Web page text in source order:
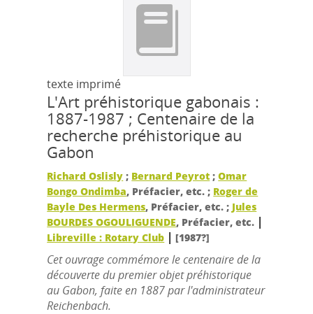
texte imprimé
L'Art préhistorique gabonais :
1887-1987 ; Centenaire de la
recherche préhistorique au
Gabon
Richard Oslisly ; Bernard Peyrot ;Omar
Bongo Ondimba, Préfacier, etc. ; Roger de
Bayle Des Hermens, Préfacier, etc. ; Jules
BOURDES OGOULIGUENDE, Préfacier, etc. |
Libreville : Rotary Club |[1987?]
Cet ouvrage commémore le centenaire de la
découverte du premier objet préhistorique
au Gabon, faite en 1887 par l'administrateur
Reichenbach.